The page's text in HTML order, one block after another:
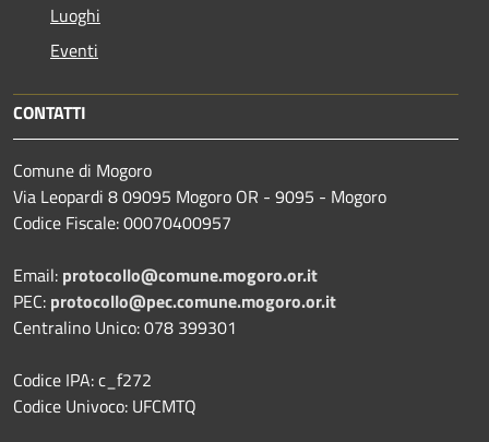
Luoghi
Eventi
CONTATTI
Comune di Mogoro
Via Leopardi 8 09095 Mogoro OR - 9095 - Mogoro
Codice Fiscale: 00070400957
Email: protocollo@comune.mogoro.or.it
PEC: protocollo@pec.comune.mogoro.or.it
Centralino Unico: 078 399301
Codice IPA: c_f272
Codice Univoco: UFCMTQ